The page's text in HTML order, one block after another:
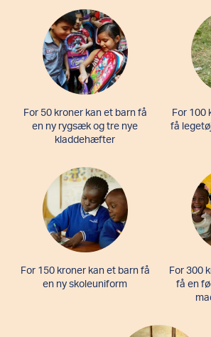
For 50 kroner kan et barn få
en ny rygsæk og tre nye
kladdehæfter
For 100
få
For 150 kroner kan et barn få
en ny skoleuniform
For 300
få en